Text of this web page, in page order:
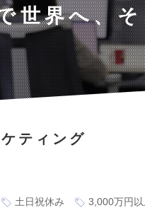
世界へ、
ティング
土日祝休み 3,000万円